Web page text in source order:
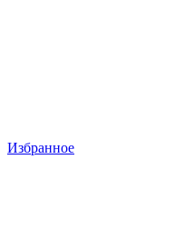
Избранное